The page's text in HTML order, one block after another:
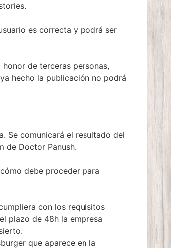
es correcta y podrá ser
de terceras personas,
hecho la publicación no podrá
Se comunicará el resultado del
de Doctor Panush.
debe proceder para
con los requisitos
plazo de 48h la empresa
que aparece en la